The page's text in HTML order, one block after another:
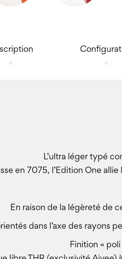
L’ultra léger typé
en 7075, l’Edition One
En raison de la légèreté de
dans l’axe des rayons
Finition «